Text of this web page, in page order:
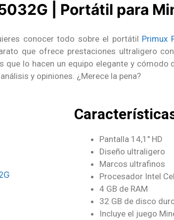
| Portátil para
conocer todo sobre el portátil Primux
que ofrece prestaciones ultraligero
lo hacen un equipo elegante y
y opiniones. ¿Merece la pena?
Pantalla 14,1″ HD
Diseño ultraligero
Marcos ultrafinos
Procesador Intel
4 GB de RAM
32 GB de disco
Incluye el juego